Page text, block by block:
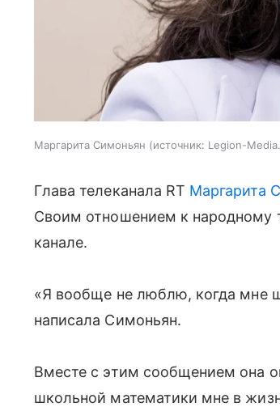
Маргарита Симоньян источник: Legion-
Глава телеканала RT Маргарита
Своим отношением к народному
канале.
«Я вообще не люблю, когда мне
написала Симоньян.
Вместе с этим сообщением она
школьной математики мне в